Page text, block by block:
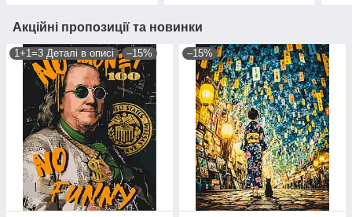
Акційні пропозиції та новинки
1+1=3 Деталі в описі –15% –15%